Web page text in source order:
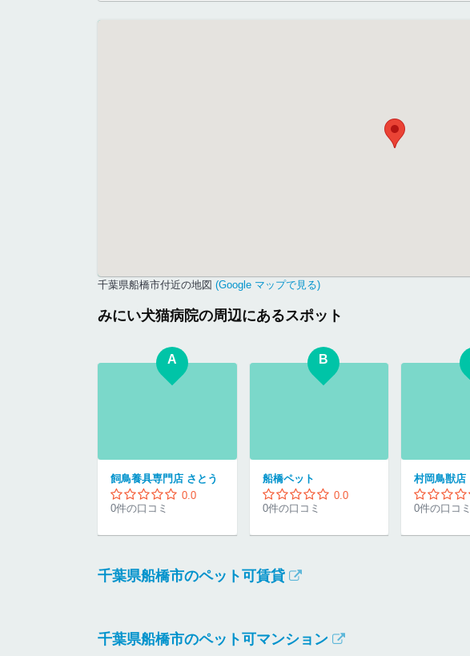
千葉県船橋市付近の地図 (Google マップで見る)
みにい犬猫病院の周辺にあるスポット
A
飼鳥養具専門店 さとう
0.0
0件の口コミ
B
船橋ペット
0.0
0件の口コミ
村岡鳥獣店
0件の口コミ
千葉県船橋市のペット可賃貸
千葉県船橋市のペット可マンション